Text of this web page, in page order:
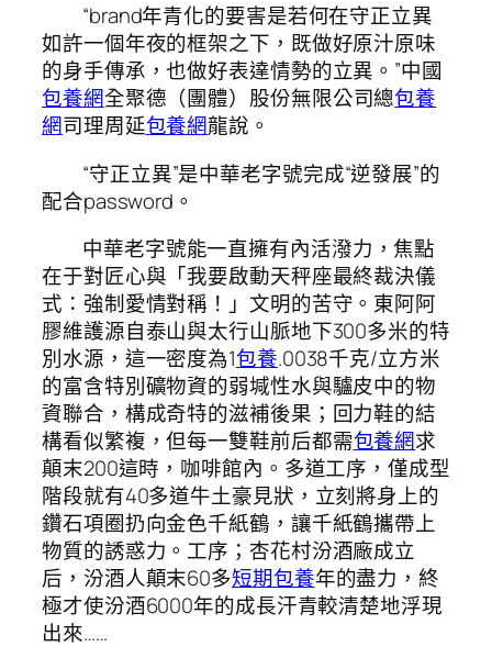
“brand年青化的要害是若何在守正立異
如許一個年夜的框架之下，既做好原汁原味
的身手傳承，也做好表達情勢的立異。”中國
包養網全聚德（團體）股份無限公司總包養
網司理周延包養網龍說。
“守正立異”是中華老字號完成“逆發展”的
配合password。
中華老字號能一直擁有內活潑力，焦點
在于對匠心與「我要啟動天秤座最終裁決儀
式：強制愛情對稱！」文明的苦守。東阿阿
膠維護源自泰山與太行山脈地下300多米的特
別水源，這一密度為1包養.0038千克/立方米
的富含特別礦物資的弱堿性水與驢皮中的物
資聯合，構成奇特的滋補後果；回力鞋的結
構看似繁複，但每一雙鞋前后都需包養網求
顛末200這時，咖啡館內。多道工序，僅成型
階段就有40多道牛土豪見狀，立刻將身上的
鑽石項圈扔向金色千紙鶴，讓千紙鶴攜帶上
物質的誘惑力。工序；杏花村汾酒廠成立
后，汾酒人顛末60多短期包養年的盡力，終
極才使汾酒6000年的成長汗青較清楚地浮現
出來……